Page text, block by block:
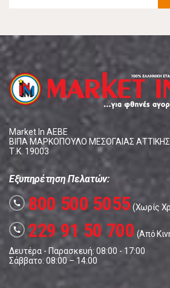
Market In ΑΕΒΕ
ΒΙΠΑ ΜΑΡΚΟΠΟΥΛΟ ΜΕΣΟΓΑΙΑΣ
Τ.Κ. 19003
Εξυπηρέτηση Πελατών:
call 800 500 5055(Χωρίς
call 229 91 50 700 (Από
Δευτέρα - Παρασκευή: 08:00 - 17:00
Σάββατο: 08:00 – 14:00